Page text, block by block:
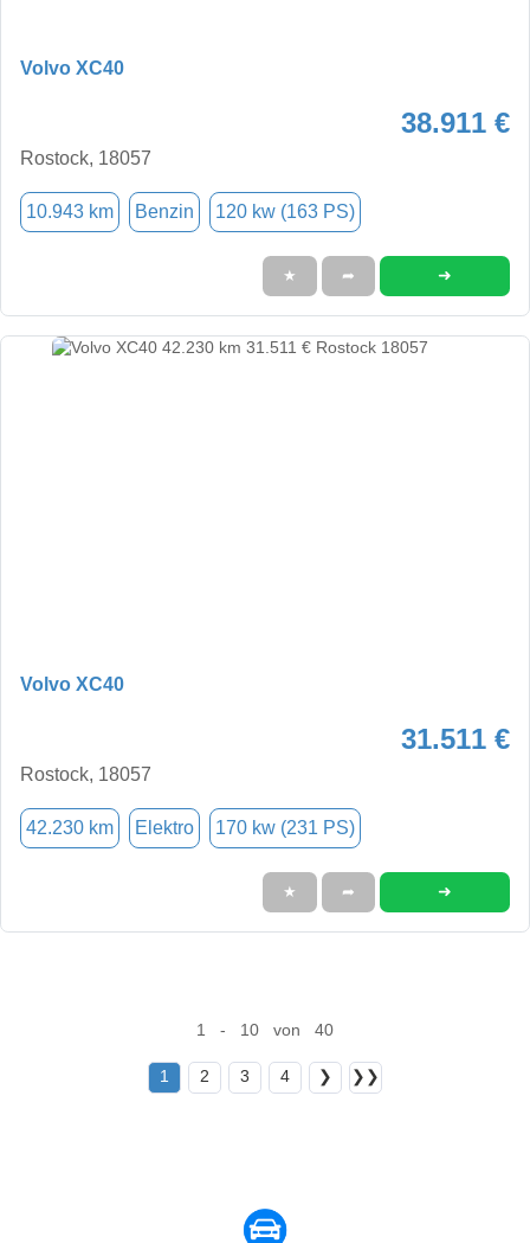
Volvo XC40
38.911 €
Rostock, 18057
10.943 km Benzin 120 kw (163 PS)
★ ➦ ➜
Volvo XC40
31.511 €
Rostock, 18057
42.230 km Elektro 170 kw (231 PS)
★ ➦ ➜
1 - 10 von 40
1 2 3 4 ❯ ❯❯